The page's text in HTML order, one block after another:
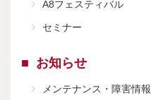
A8フェスティバル
セミナー
お知らせ
メンテナンス・障害情報